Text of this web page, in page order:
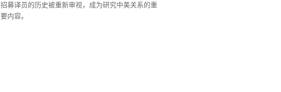
招募译员的历史被重新审视，成为研究中美关系的重
要内容。